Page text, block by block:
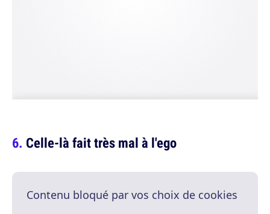
Celle-là fait très mal à l'ego
Contenu bloqué par vos choix de cookies